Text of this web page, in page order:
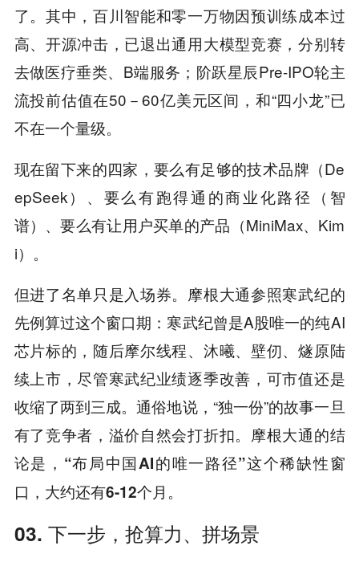
了。其中，百川智能和零一万物因预训练成本过
高、开源冲击，已退出通用大模型竞赛，分别转
去做医疗垂类、B端服务；阶跃星辰Pre-IPO轮主
流投前估值在50－60亿美元区间，和“四小龙”已
不在一个量级。
现在留下来的四家，要么有足够的技术品牌（De
epSeek）、要么有跑得通的商业化路径（智
谱）、要么有让用户买单的产品（MiniMax、Kim
i）。
但进了名单只是入场券。摩根大通参照寒武纪的
先例算过这个窗口期：寒武纪曾是A股唯一的纯AI
芯片标的，随后摩尔线程、沐曦、壁仞、燧原陆
续上市，尽管寒武纪业绩逐季改善，可市值还是
收缩了两到三成。通俗地说，“独一份”的故事一旦
有了竞争者，溢价自然会打折扣。摩根大通的结
论是， “布局中国AI的唯一路径”这个稀缺性窗
口，大约还有6-12个月 。
03. 下一步，抢算力、拼场景